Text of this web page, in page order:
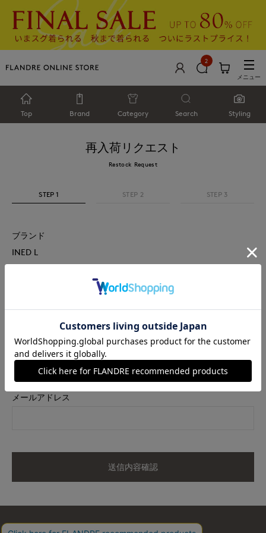
2
メニュー
Top Brand Category Search Styling
再入荷リクエスト
Restock Request
STEP 1 STEP 2 STEP 3
ブランド
INED L
《大きいサイズ》タンクトップ《スビン綿MIX天竺/A-GIRL’S 》
サイズ
メールアドレス
送信内容確認